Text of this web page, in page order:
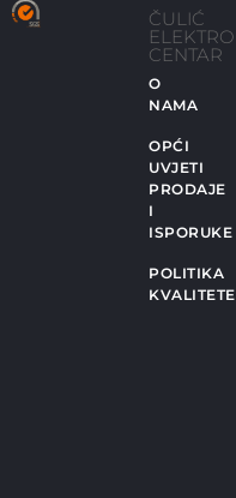
ČULIĆ
ELEKTRO
CENTAR
O
NAMA
OPĆI
UVJETI
PRODAJE
I
ISPORUKE
POLITIKA
KVALITETE